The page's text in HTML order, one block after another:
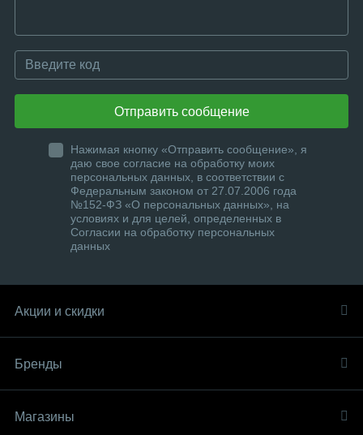
Отправить сообщение
Нажимая кнопку «Отправить сообщение», я
даю свое согласие на обработку моих
персональных данных, в соответствии с
Федеральным законом от 27.07.2006 года
№152-ФЗ «О персональных данных», на
условиях и для целей, определенных в
Согласии на обработку персональных
данных
Акции и скидки
Бренды
Магазины